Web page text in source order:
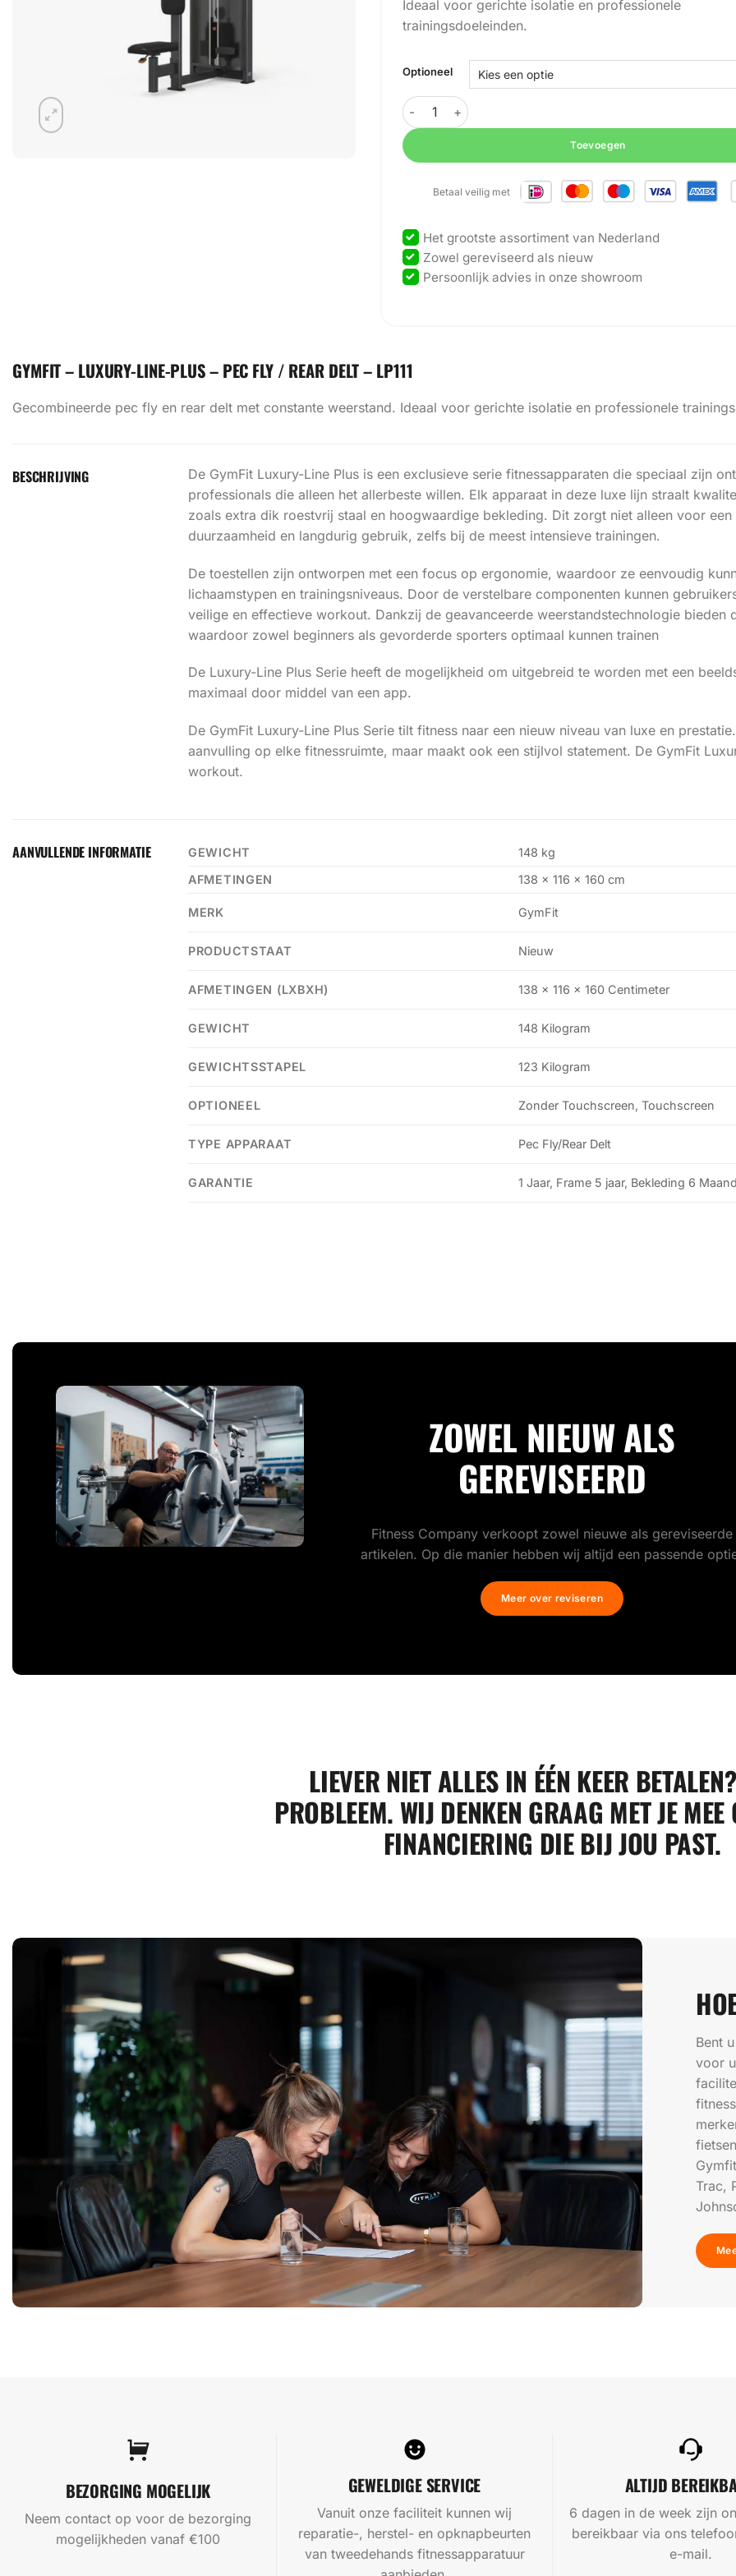
Ideaal voor gerichte isolatie en professionele
trainingsdoeleinden.
Optioneel
GymFit - Luxury-Line-Plus - Pec Fly / Rear Delt - LP111
Toevoegen
Betaal veilig met
Het grootste assortiment van Nederland
Zowel gereviseerd als nieuw
Persoonlijk advies in onze showroom
GYMFIT – LUXURY-LINE-PLUS – PEC FLY / REAR DELT – LP111
Gecombineerde pec fly en rear delt met constante weerstand. Ideaal voor gerichte isolatie en professionele
BESCHRIJVING
De GymFit Luxury-Line Plus is een exclusieve serie fitnessapparaten die speciaal zijn
professionals die alleen het allerbeste willen. Elk apparaat in deze luxe lijn straalt
zoals extra dik roestvrij staal en hoogwaardige bekleding. Dit zorgt niet alleen voor
duurzaamheid en langdurig gebruik, zelfs bij de meest intensieve trainingen.
De toestellen zijn ontworpen met een focus op ergonomie, waardoor ze eenvoudig
lichaamstypen en trainingsniveaus. Door de verstelbare componenten kunnen
veilige en effectieve workout. Dankzij de geavanceerde weerstandstechnologie bieden
waardoor zowel beginners als gevorderde sporters optimaal kunnen trainen
De Luxury-Line Plus Serie heeft de mogelijkheid om uitgebreid te worden met een
maximaal door middel van een app.
De GymFit Luxury-Line Plus Serie tilt fitness naar een nieuw niveau van luxe en
aanvulling op elke fitnessruimte, maar maakt ook een stijlvol statement. De GymFit
workout.
AANVULLENDE INFORMATIE GEWICHT
148 kg
AFMETINGEN
138 × 116 × 160 cm
MERK GymFit
PRODUCTSTAAT Nieuw
AFMETINGEN (LXBXH) 138 x 116 x 160 Centimeter
GEWICHT 148 Kilogram
GEWICHTSSTAPEL 123 Kilogram
OPTIONEEL Zonder Touchscreen, Touchscreen
TYPE APPARAAT Pec Fly/Rear Delt
GARANTIE 1 Jaar, Frame 5 jaar, Bekleding 6
ZOWEL NIEUW ALS
GEREVISEERD
Fitness Company verkoopt zowel nieuwe als gereviseerde
artikelen. Op die manier hebben wij altijd een passende
Meer over reviseren
LIEVER NIET ALLES IN ÉÉN KEER
PROBLEEM. WIJ DENKEN GRAAG MET JE MEE
FINANCIERING DIE BIJ JOU PAST.
Bent
voor
Trac,
BEZORGING MOGELIJK
Neem contact op voor de bezorging
mogelijkheden vanaf €100
GEWELDIGE SERVICE
Vanuit onze faciliteit kunnen wij
reparatie-, herstel- en opknapbeurten
van tweedehands fitnessapparatuur
ALTIJD
6 dagen in de week zijn
bereikbaar via ons
e-mail.